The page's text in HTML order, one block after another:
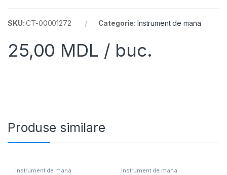
SKU:CT-00001272 Categorie: Instrument de mana
25,00 MDL / buc.
Produse similare
Instrument de mana Instrument de mana